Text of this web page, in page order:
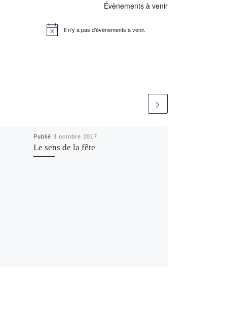
Publié 3 octobre 2017
Le sens de la fête
Évènements à venir
N
Il n’y a pas d’évènements à venir.